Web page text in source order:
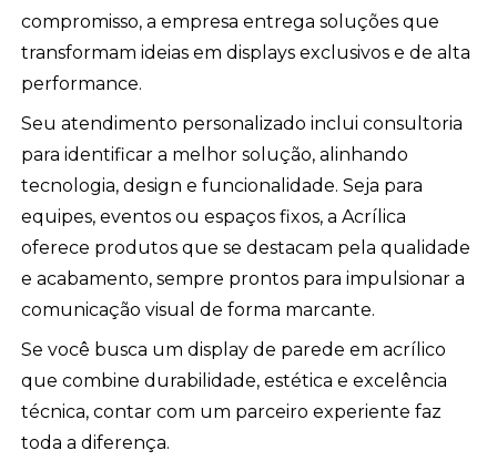
compromisso, a empresa entrega soluções que
transformam ideias em displays exclusivos e de alta
performance.
Seu atendimento personalizado inclui consultoria
para identificar a melhor solução, alinhando
tecnologia, design e funcionalidade. Seja para
equipes, eventos ou espaços fixos, a Acrílica
oferece produtos que se destacam pela qualidade
e acabamento, sempre prontos para impulsionar a
comunicação visual de forma marcante.
Se você busca um display de parede em acrílico
que combine durabilidade, estética e excelência
técnica, contar com um parceiro experiente faz
toda a diferença.